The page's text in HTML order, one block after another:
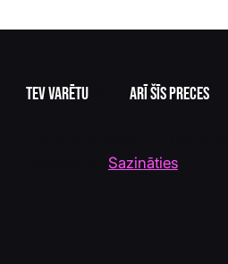
Tev varētu arī šīs preces
Sazināties